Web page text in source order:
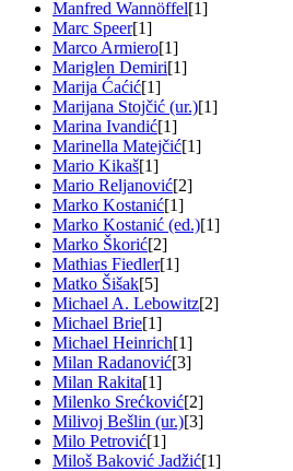
Manfred Wannöffel[1]
Marc Speer[1]
Marco Armiero[1]
Mariglen Demiri[1]
Marija Ćaćić[1]
Marijana Stojčić (ur.)[1]
Marina Ivandić[1]
Marinella Matejčić[1]
Mario Kikaš[1]
Mario Reljanović[2]
Marko Kostanić[1]
Marko Kostanić (ed.)[1]
Marko Škorić[2]
Mathias Fiedler[1]
Matko Šišak[5]
Michael A. Lebowitz[2]
Michael Brie[1]
Michael Heinrich[1]
Milan Radanović[3]
Milan Rakita[1]
Milenko Srećković[2]
Milivoj Bešlin (ur.)[3]
Milo Petrović[1]
Miloš Baković Jadžić[1]